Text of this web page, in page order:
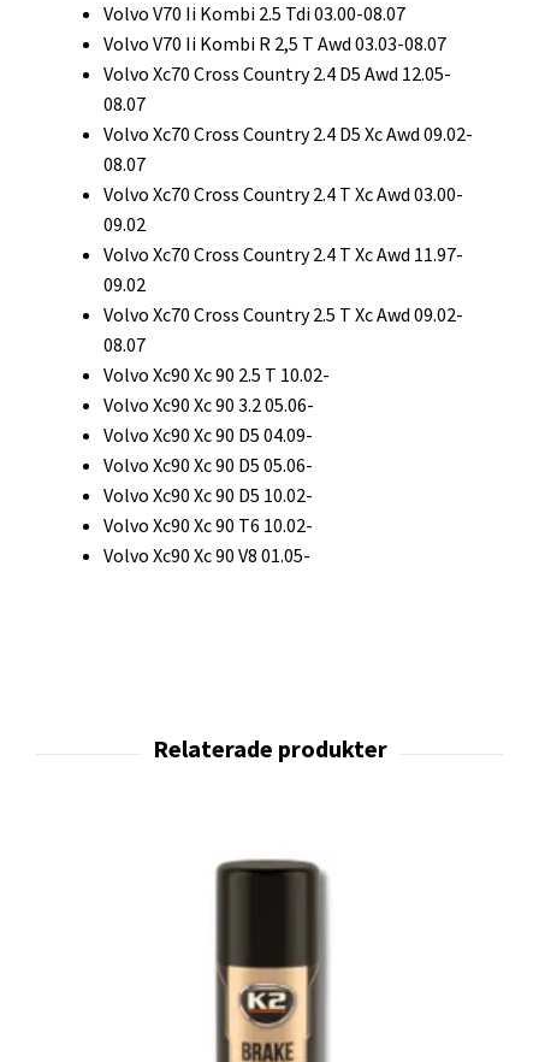
Volvo V70 Ii Kombi 2.5 Tdi 03.00-08.07
Volvo V70 Ii Kombi R 2,5 T Awd 03.03-08.07
Volvo Xc70 Cross Country 2.4 D5 Awd 12.05-
08.07
Volvo Xc70 Cross Country 2.4 D5 Xc Awd 09.02-
08.07
Volvo Xc70 Cross Country 2.4 T Xc Awd 03.00-
09.02
Volvo Xc70 Cross Country 2.4 T Xc Awd 11.97-
09.02
Volvo Xc70 Cross Country 2.5 T Xc Awd 09.02-
08.07
Volvo Xc90 Xc 90 2.5 T 10.02-
Volvo Xc90 Xc 90 3.2 05.06-
Volvo Xc90 Xc 90 D5 04.09-
Volvo Xc90 Xc 90 D5 05.06-
Volvo Xc90 Xc 90 D5 10.02-
Volvo Xc90 Xc 90 T6 10.02-
Volvo Xc90 Xc 90 V8 01.05-